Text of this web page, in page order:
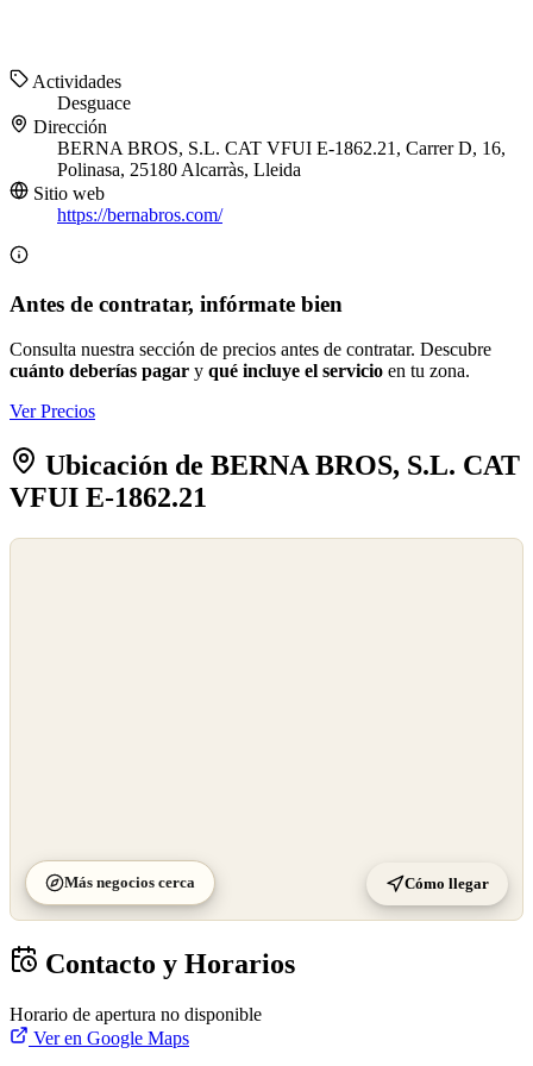
Actividades
Desguace
Dirección
BERNA BROS, S.L. CAT VFUI E-1862.21, Carrer D, 16,
Polinasa, 25180 Alcarràs, Lleida
Sitio web
https://bernabros.com/
Antes de contratar, infórmate bien
Consulta nuestra sección de precios antes de contratar. Descubre
cuánto deberías pagar y qué incluye el servicio en tu zona.
Ver Precios
Ubicación de BERNA BROS, S.L. CAT
VFUI E-1862.21
Más negocios cerca Cómo llegar
Contacto y Horarios
Horario de apertura no disponible
Ver en Google Maps